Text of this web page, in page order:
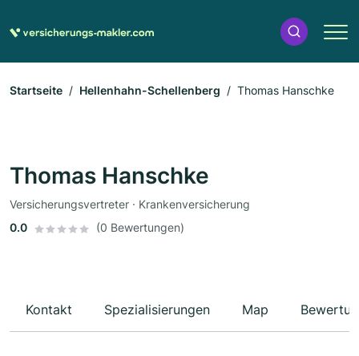
Startseite Hellenhahn-Schellenberg Thomas Hanschke
Thomas Hanschke
Versicherungsvertreter · Krankenversicherung
0.0
(0 Bewertungen)
Kontakt Spezialisierungen Map